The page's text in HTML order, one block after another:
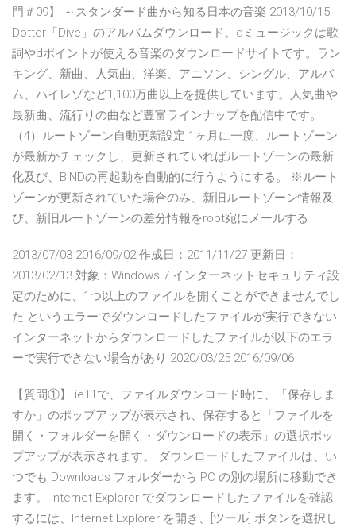
門＃09】 ～スタンダード曲から知る日本の音楽 2013/10/15
Dotter「Dive」のアルバムダウンロード。dミュージックは歌
詞やdポイントが使える音楽のダウンロードサイトです。ラン
キング、新曲、人気曲、洋楽、アニソン、シングル、アルバ
ム、ハイレゾなど1,100万曲以上を提供しています。人気曲や
最新曲、流行りの曲など豊富ラインナップを配信中です。
（4）ルートゾーン自動更新設定 1ヶ月に一度、ルートゾーン
が最新かチェックし、更新されていればルートゾーンの最新
化及び、BINDの再起動を自動的に行うようにする。 ※ルート
ゾーンが更新されていた場合のみ、新旧ルートゾーン情報及
び、新旧ルートゾーンの差分情報をroot宛にメールする
2013/07/03 2016/09/02 作成日：2011/11/27 更新日：
2013/02/13 対象：Windows 7 インターネットセキュリティ設
定のために、1つ以上のファイルを開くことができませんでし
た というエラーでダウンロードしたファイルが実行できない
インターネットからダウンロードしたファイルが以下のエラ
ーで実行できない場合があり 2020/03/25 2016/09/06
【質問①】 ie11で、ファイルダウンロード時に、「保存しま
すか」のポップアップが表示され、保存すると「ファイルを
開く・フォルダーを開く・ダウンロードの表示」の選択ポッ
プアップが表示されます。 ダウンロードしたファイルは、い
つでも Downloads フォルダーから PC の別の場所に移動でき
ます。 Internet Explorer でダウンロードしたファイルを確認
するには、Internet Explorer を開き、[ツール] ボタンを選択し